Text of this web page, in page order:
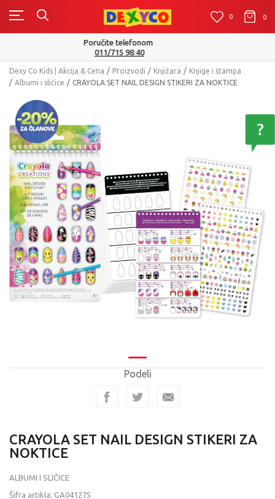
0 0 0
Isporuku možete očekivati u roku od 2 do 4 radna dana!
Pogledaj više
Dexy Co Kids | Akcija & Cena Proizvodi Knjižara
Knjige i štampa
Albumi i sličice
CRAYOLA SET NAIL DESIGN STIKERI ZA NOKTICE
Podeli
CRAYOLA SET NAIL DESIGN STIKERI ZA
NOKTICE
ALBUMI I SLIČICE
Šifra artikla: GA041275